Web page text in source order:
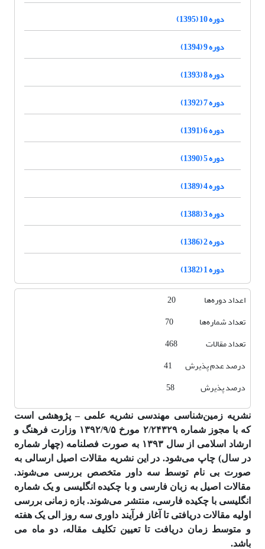
دوره 10 (1395)
دوره 9 (1394)
دوره 8 (1393)
دوره 7 (1392)
دوره 6 (1391)
دوره 5 (1390)
دوره 4 (1389)
دوره 3 (1388)
دوره 2 (1386)
دوره 1 (1382)
اعداد دوره‌ها 20
تعداد شماره‌ها 70
تعداد مقالات 468
درصد عدم پذیرش 41
درصد پذیرش 58
نشریه زمین‌شناسی مهندسی نشریه علمی – پژوهشی است
که با مجوز شماره ۲/۲۴۳۲۹ مورخ ۱۳۹۲/۹/۵ وزارت فرهنگ و
ارشاد اسلامی از سال ۱۳۹۳ به صورت فصلنامه (چهار شماره
در سال) چاپ می‌شود. در این نشریه مقالات اصیل ارسالی به
صورت بی نام توسط سه داور متخصص بررسی می‌شوند.
مقالات اصیل به زبان فارسی و با چکیده انگلیسی و یک شماره
انگلیسی با چکیده فارسی، منتشر می‌شوند. بازه زمانی بررسی
اولیه مقالات دریافتی تا آغاز فرآیند داوری سه روز الی یک هفته
و متوسط زمان دریافت تا تعیین تکلیف مقاله، دو ماه می
باشد.